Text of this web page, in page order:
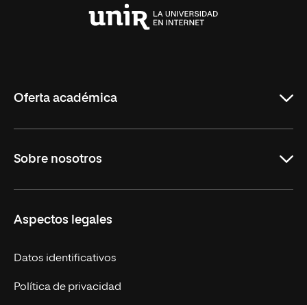
Oferta académica
Licenciaturas en línea
Másteres Europeos
Cursos Europeos
Títulos Americanos
Alianza Newman
Sobre nosotros
Nuestros alumnos
Únete a nosotros
Actualidad
Aspectos legales
Datos identificativos
Política de privacidad